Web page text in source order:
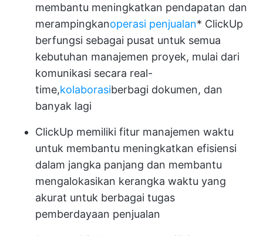
membantu meningkatkan pendapatan dan
merampingkanoperasi penjualan* ClickUp
berfungsi sebagai pusat untuk semua
kebutuhan manajemen proyek, mulai dari
komunikasi secara real-
time,kolaborasiberbagi dokumen, dan
banyak lagi
ClickUp memiliki fitur manajemen waktu
untuk membantu meningkatkan efisiensi
dalam jangka panjang dan membantu
mengalokasikan kerangka waktu yang
akurat untuk berbagai tugas
pemberdayaan penjualan